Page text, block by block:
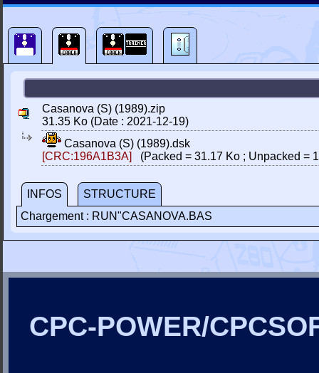
Casanova (S) (1989).zip
31.35 Ko (Date : 2021-12-19)
Casanova (S) (1989).dsk
[CRC:196A1B3A]
(Packed = 31.17 Ko ; Unpacked =
INFOS
STRUCTURE
Chargement : RUN"CASANOVA.BAS
CPC-POWER/